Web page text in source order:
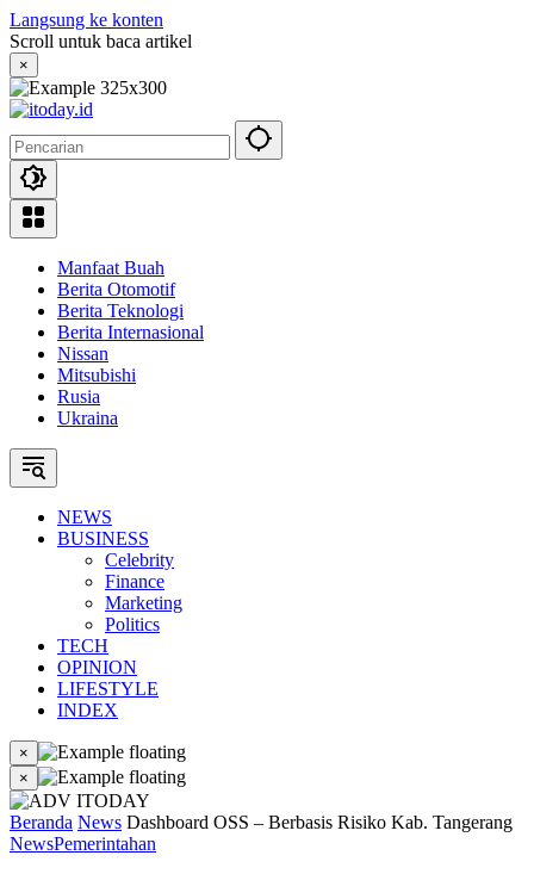
Langsung ke konten
Scroll untuk baca artikel
×
Manfaat Buah
Berita Otomotif
Berita Teknologi
Berita Internasional
Nissan
Mitsubishi
Rusia
Ukraina
NEWS
BUSINESS
Celebrity
Finance
Marketing
Politics
TECH
OPINION
LIFESTYLE
INDEX
×
×
Beranda News Dashboard OSS – Berbasis Risiko Kab. Tangerang
NewsPemerintahan